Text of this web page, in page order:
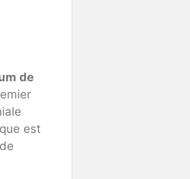
de
est